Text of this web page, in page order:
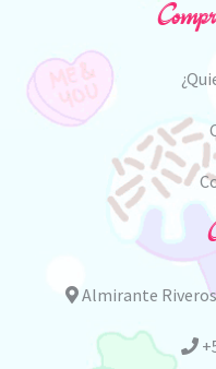
Almirante Riveros